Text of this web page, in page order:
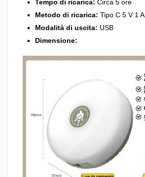
Tempo di ricarica: Circa 5 ore
Metodo di ricarica: Tipo C 5 V 1 A.
Modalità di uscita: USB
Dimensione: